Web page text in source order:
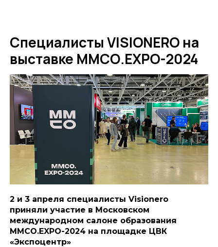
Специалисты VISIONERO на
выставке ММСО.EXPO-2024
2 и 3 апреля специалисты Visionero
приняли участие в Московском
международном салоне образования
ММСО.EXPO-2024 на площадке ЦВК
«Экспоцентр»